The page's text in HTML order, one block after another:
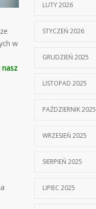
w
LUTY 2026
STYCZEŃ 2026
GRUDZIEŃ 2025
LISTOPAD 2025
PAŹDZIERNIK 2025
WRZESIEŃ 2025
SIERPIEŃ 2025
LIPIEC 2025